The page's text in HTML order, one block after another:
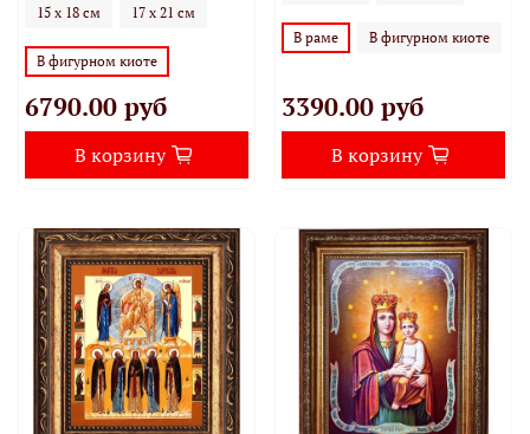
15 х 18 см 17 х 21 см
В фигурном киоте
6790.00 руб
В корзину
В раме В фигурном киоте
3390.00 руб
В корзину